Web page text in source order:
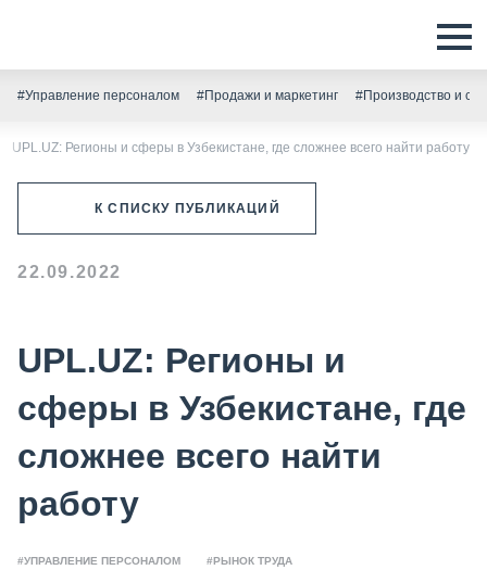
#Управление персоналом #Продажи и маркетинг #Производство и
UPL.UZ: Регионы и сферы в Узбекистане, где сложнее всего найти работу
К СПИСКУ ПУБЛИКАЦИЙ
22.09.2022
UPL.UZ: Регионы и
сферы в Узбекистане, где
сложнее всего найти
работу
#УПРАВЛЕНИЕ ПЕРСОНАЛОМ #РЫНОК ТРУДА